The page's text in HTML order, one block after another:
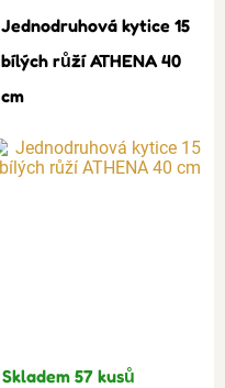
Jednodruhová kytice 15
bílých růží ATHENA 40
cm
Skladem 57 kusů